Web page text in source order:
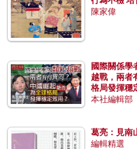
陳家偉
國際關係學
越戰，兩者
格局發揮穩
本社編輯部
葛亮：見南
編輯精選